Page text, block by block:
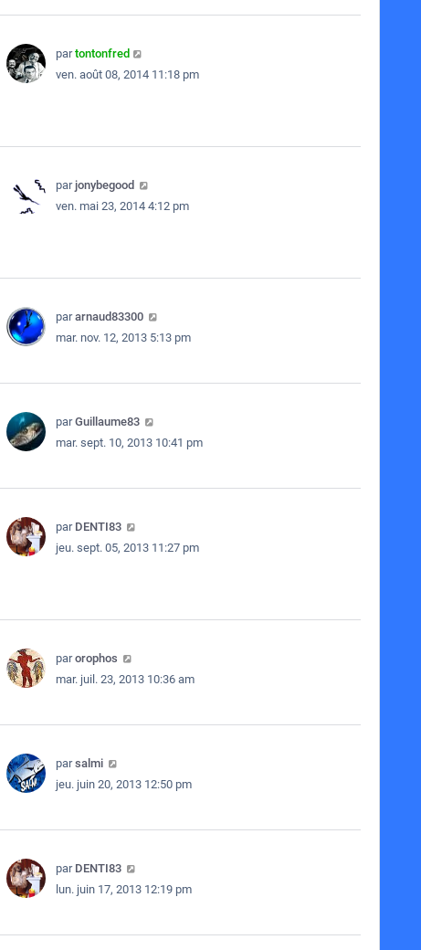
partontonfred
ven. août 08, 2014 11:18 pm
parjonybegood
ven. mai 23, 2014 4:12 pm
pararnaud83300
mar. nov. 12, 2013 5:13 pm
parGuillaume83
mar. sept. 10, 2013 10:41 pm
par DENTI83
jeu. sept. 05, 2013 11:27 pm
parorophos
mar. juil. 23, 2013 10:36 am
parsalmi
jeu. juin 20, 2013 12:50 pm
par DENTI83
lun. juin 17, 2013 12:19 pm